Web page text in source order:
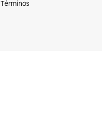
Términos